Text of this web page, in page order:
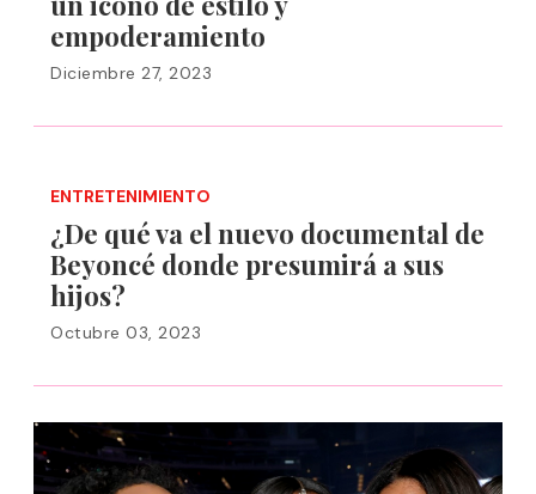
empoderamiento
Diciembre 27, 2023
ENTRETENIMIENTO
¿De qué va el nuevo documental de
Beyoncé donde presumirá a sus
hijos?
Octubre 03, 2023